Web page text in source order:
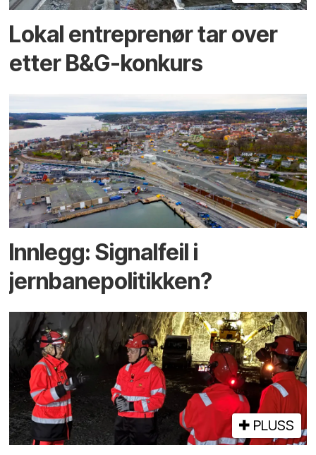
Lokal entreprenør tar over
etter B&G-konkurs
Innlegg: Signalfeil i
jernbanepolitikken?
PLUSS